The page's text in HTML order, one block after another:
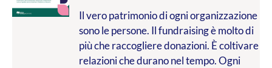
Il vero patrimonio di ogni organizzazione
sono le persone. Il fundraising è molto di
più che raccogliere donazioni. È coltivare
relazioni che durano nel tempo. Ogni